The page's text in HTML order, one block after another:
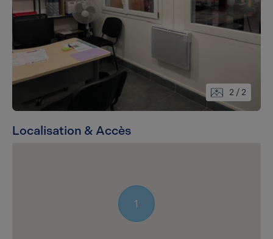
2 / 2
Localisation & Accès
1